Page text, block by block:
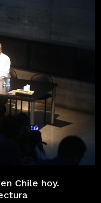
Chile hoy.